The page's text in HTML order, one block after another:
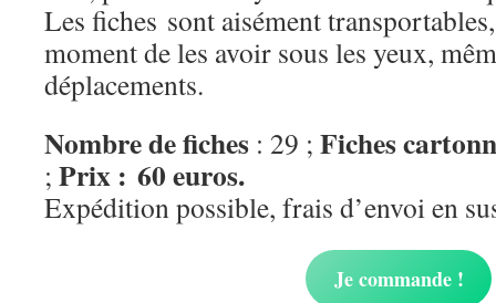
Les fiches sont aisément
moment de les avoir sous les yeux,
déplacements.
Nombre de fiches : 29 ; Fiches
; Prix : 60 euros.
Expédition possible, frais d’envoi en
Je commande !